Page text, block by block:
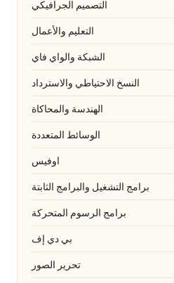
التصميم الجرافيكي
التعليم والأعمال
الشبكة والواي فاي
النسخ الاحتياطي والاسترداد
الهندسة والمحاكاة
الوسائط المتعددة
اوفيس
برامج التشغيل والبرامج الثابتة
برامج الرسوم المتحركة
بي دي إف
تحرير الصور